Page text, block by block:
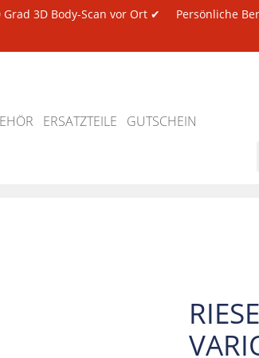
Grad 3D Body-Scan vor Ort ✔ Persönliche
ERSATZTEILE
GUTSCHEIN